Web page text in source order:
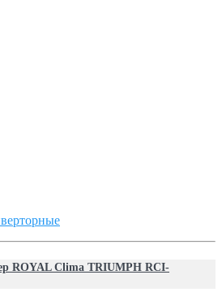
ROYAL Clima TRIUMPH RCI-